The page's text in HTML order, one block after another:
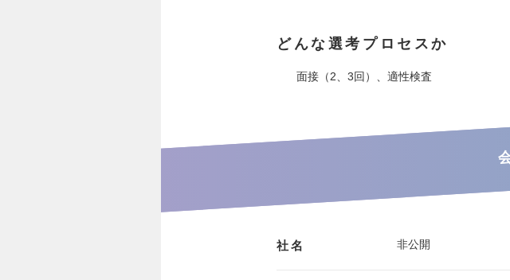
どんな選考プロセスか
面接（2、3回）、適性検査
社名 非公開